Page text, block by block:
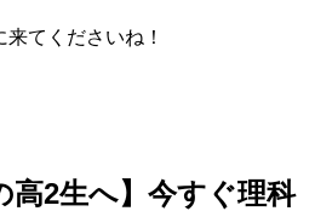
てくださいね！
高2生へ】今すぐ理科